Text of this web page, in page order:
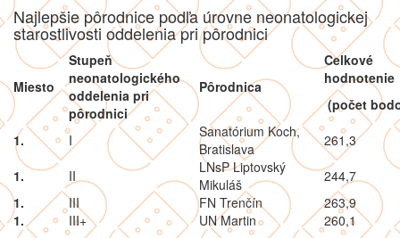
Najlepšie pôrodnice podľa úrovne neonatologickej
starostlivosti oddelenia pri pôrodnici
Miesto
Stupeň
neonatologického
oddelenia pri
pôrodnici
Pôrodnica
Celkové
hodnotenie
(počet
1.
I
Sanatórium Koch,
Bratislava
261,3
1.
II
LNsP Liptovský
Mikuláš
244,7
1.
III FN Trenčín
263,9
1.
III+ UN Martin 260,1